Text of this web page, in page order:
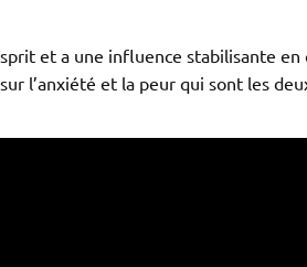
et a une influence stabilisante
l’anxiété et la peur qui sont les